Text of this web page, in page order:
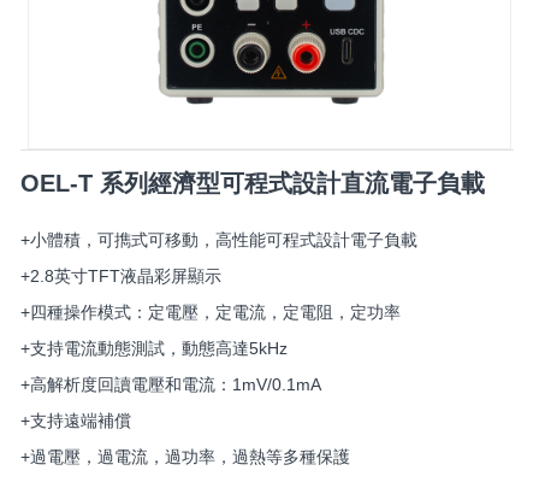
OEL-T 系列經濟型可程式設計直流電子負載
+小體積，可擕式可移動，高性能可程式設計電子負載
+2.8英寸TFT液晶彩屏顯示
+四種操作模式：定電壓，定電流，定電阻，定功率
+支持電流動態測試，動態高達5kHz
+高解析度回讀電壓和電流：1mV/0.1mA
+支持遠端補償
+過電壓，過電流，過功率，過熱等多種保護